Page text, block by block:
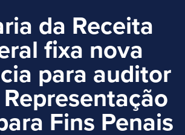
da Receita
fixa nova
para auditor
Fins Penais